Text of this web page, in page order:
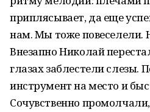
приплясывает, да еще
нам. Мы тоже повеселели.
Внезапно Николай
глазах заблестели слезы.
инструмент на место и
Сочувственно